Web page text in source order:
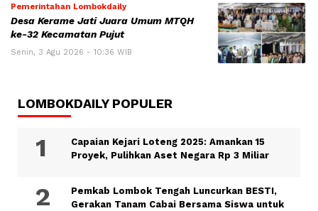
Pemerintahan Lombokdaily
Desa Kerame Jati Juara Umum MTQH
ke-32 Kecamatan Pujut
Senin, 3 Agu 2026 - 10:36 WIB
LOMBOKDAILY POPULER
Capaian Kejari Loteng 2025: Amankan 15
Proyek, Pulihkan Aset Negara Rp 3 Miliar
Pemkab Lombok Tengah Luncurkan BESTI,
Gerakan Tanam Cabai Bersama Siswa untuk